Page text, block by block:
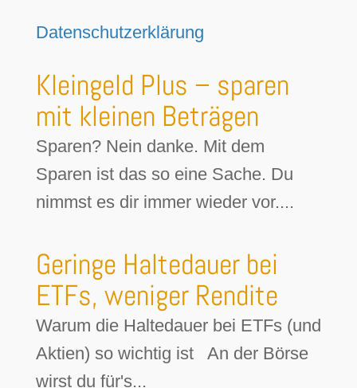
Datenschutzerklärung
Kleingeld Plus – sparen
mit kleinen Beträgen
Sparen? Nein danke. Mit dem
Sparen ist das so eine Sache. Du
nimmst es dir immer wieder vor....
Geringe Haltedauer bei
ETFs, weniger Rendite
Warum die Haltedauer bei ETFs (und
Aktien) so wichtig ist An der Börse
wirst du für's...